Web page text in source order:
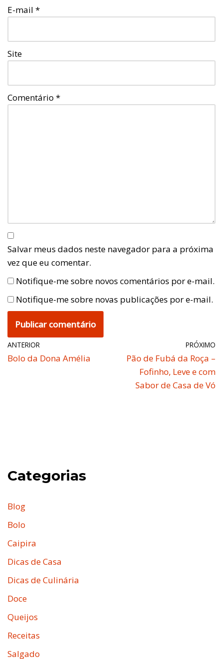
E-mail *
Site
Comentário *
Salvar meus dados neste navegador para a próxima
vez que eu comentar.
Notifique-me sobre novos comentários por e-mail.
Notifique-me sobre novas publicações por e-mail.
ANTERIOR
Bolo da Dona Amélia
PRÓXIMO
Pão de Fubá da Roça –
Fofinho, Leve e com
Sabor de Casa de Vó
Categorias
Blog
Bolo
Caipira
Dicas de Casa
Dicas de Culinária
Doce
Queijos
Receitas
Salgado